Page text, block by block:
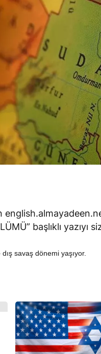
başlıklı yazıyı
savaş dönemi yaşıyor.
Normalleşme
Devirmeye mi